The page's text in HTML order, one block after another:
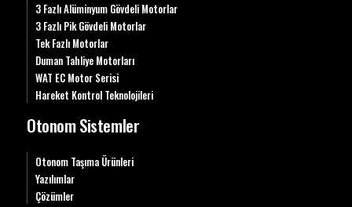
3 Fazlı Alüminyum Gövdeli Motorlar
3 Fazlı Pik Gövdeli Motorlar
Tek Fazlı Motorlar
Duman Tahliye Motorları
WAT EC Motor Serisi
Hareket Kontrol Teknolojileri
Otonom Sistemler
Otonom Taşıma Ürünleri
Yazılımlar
Çözümler